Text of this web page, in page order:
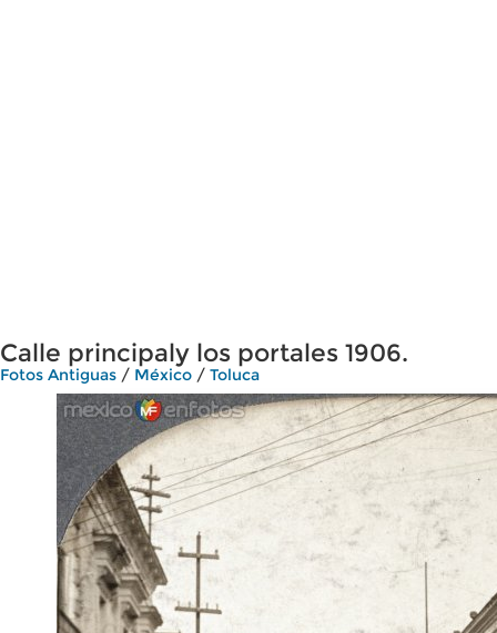
Calle principaly los portales 1906.
Fotos Antiguas / México / Toluca